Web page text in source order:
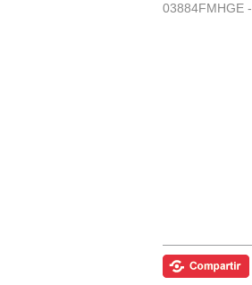
03884FMHGE -